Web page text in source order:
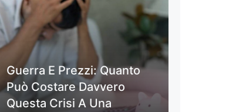
Guerra E Prezzi: Quanto
Può Costare Davvero
Questa Crisi A Una